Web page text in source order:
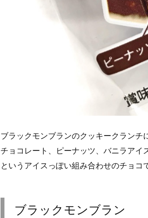
ブラックモンブランのクッキークランチに
チョコレート、ピーナッツ、バニラアイ
というアイスっぽい組み合わせのチョコ
ブラックモンブラン